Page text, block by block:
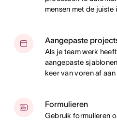
mensen met de
Aangepaste
Als je team werk
aangepaste
keer van voren af
Formulieren
Gebruik formulieren